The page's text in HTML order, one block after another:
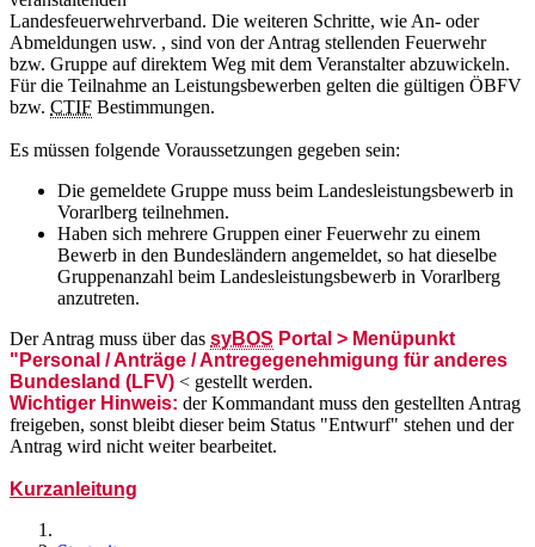
Landesfeuerwehrverband. Die weiteren Schritte, wie An- oder
Abmeldungen usw. , sind von der Antrag stellenden Feuerwehr
bzw. Gruppe auf direktem Weg mit dem Veranstalter abzuwickeln.
Für die Teilnahme an Leistungsbewerben gelten die gültigen ÖBFV
bzw. CTIF Bestimmungen.
Es müssen folgende Voraussetzungen gegeben sein:
Die gemeldete Gruppe muss beim Landesleistungsbewerb in
Vorarlberg teilnehmen.
Haben sich mehrere Gruppen einer Feuerwehr zu einem
Bewerb in den Bundesländern angemeldet, so hat dieselbe
Gruppenanzahl beim Landesleistungsbewerb in Vorarlberg
anzutreten.
Der Antrag muss über das syBOS Portal > Menüpunkt
"Personal / Anträge / Antregegenehmigung für anderes
Bundesland (LFV) < gestellt werden.
Wichtiger Hinweis: der Kommandant muss den gestellten Antrag
freigeben, sonst bleibt dieser beim Status "Entwurf" stehen und der
Antrag wird nicht weiter bearbeitet.
Kurzanleitung